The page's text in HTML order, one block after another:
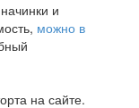
и
можно в
на сайте.